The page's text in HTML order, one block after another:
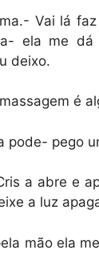
Vai lá
ela me
deixo.
é
pode- pego
a abre e
a luz
mão ela